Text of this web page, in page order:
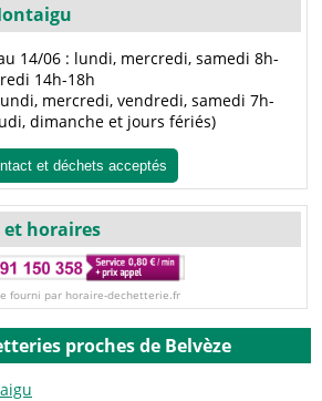
14/06 : lundi, mercredi, samedi 8h-
14h-18h
mercredi, vendredi, samedi 7h-
dimanche et jours fériés)
et déchets acceptés
et horaires
fourni par horaire-dechetterie.fr
proches de Belvèze